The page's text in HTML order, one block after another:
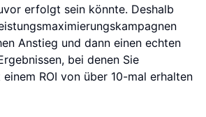
erfolgt sein könnte. Deshalb
Anstieg und dann einen echten
bei denen Sie
ROI von über 10-mal erhalten